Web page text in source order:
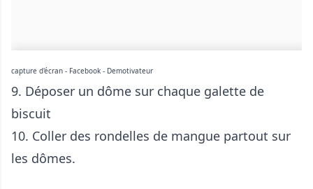
capture d'écran - Facebook - Demotivateur
9. Déposer un dôme sur chaque galette de
biscuit
10. Coller des rondelles de mangue partout sur
les dômes.